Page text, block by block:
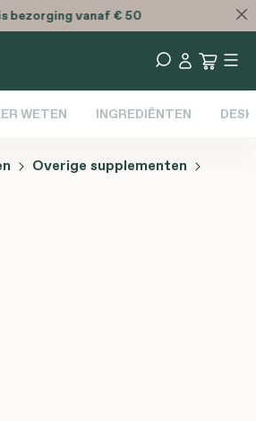
bezorging vanaf € 50
WETEN INGREDIËNTEN
Overige supplementen